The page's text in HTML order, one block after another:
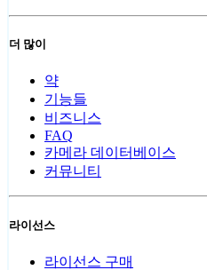
더 많이
약
기능들
비즈니스
FAQ
카메라 데이터베이스
커뮤니티
라이선스
라이선스 구매